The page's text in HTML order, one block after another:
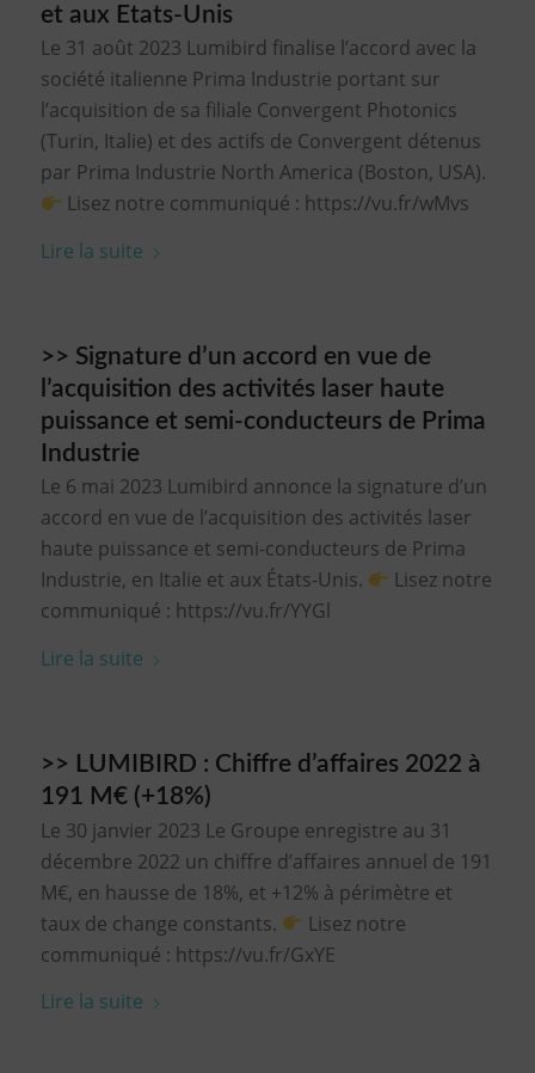
et aux Etats-Unis
Le 31 août 2023 Lumibird finalise l’accord avec la
société italienne Prima Industrie portant sur
l’acquisition de sa filiale Convergent Photonics
(Turin, Italie) et des actifs de Convergent détenus
par Prima Industrie North America (Boston, USA).
Lisez notre communiqué : https://vu.fr/wMvs
Lire la suite
>> Signature d’un accord en vue de
l’acquisition des activités laser haute
puissance et semi-conducteurs de Prima
Industrie
Le 6 mai 2023 Lumibird annonce la signature d’un
accord en vue de l’acquisition des activités laser
haute puissance et semi-conducteurs de Prima
Industrie, en Italie et aux États-Unis.
Lisez notre
communiqué : https://vu.fr/YYGl
Lire la suite
>> LUMIBIRD : Chiffre d’affaires 2022 à
191 M€ (+18%)
Le 30 janvier 2023 Le Groupe enregistre au 31
décembre 2022 un chiffre d’affaires annuel de 191
M€, en hausse de 18%, et +12% à périmètre et
taux de change constants.
Lisez notre
communiqué : https://vu.fr/GxYE
Lire la suite